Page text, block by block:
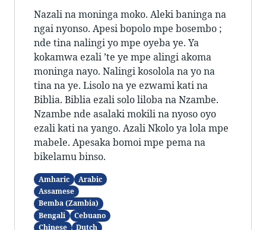
Nazali na moninga moko. Aleki baninga na
ngai nyonso. Apesi bopolo mpe bosembo ;
nde tina nalingi yo mpe oyeba ye. Ya
kokamwa ezali ’te ye mpe alingi akoma
moninga nayo. Nalingi kosolola na yo na
tina na ye. Lisolo na ye ezwami kati na
Biblia. Biblia ezali solo liloba na Nzambe.
Nzambe nde asalaki mokili na nyoso oyo
ezali kati na yango. Azali Nkolo ya lola mpe
mabele. Apesaka bomoi mpe pema na
bikelamu binso.
Amharic
Arabic
Assamese
Bemba (Zambia)
Bengali
Cebuano
Chinese
Dutch